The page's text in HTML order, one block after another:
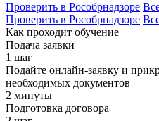
Проверить в Рособрнадзоре
Проверить в Рособрнадзоре
Как проходит обучение
Подача заявки
1 шаг
Подайте онлайн-заявку и
необходимых документов
2 минуты
Подготовка договора